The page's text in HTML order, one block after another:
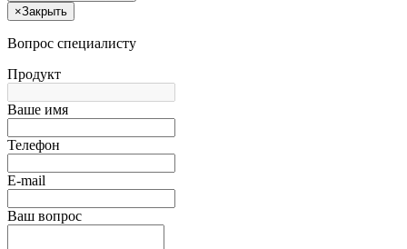
×Закрыть
Вопрос специалисту
Продукт
Ваше имя
Телефон
E-mail
Ваш вопрос